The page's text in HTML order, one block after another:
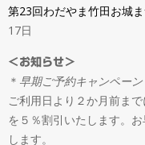
ル
＆
オ
第23回わだやま竹田お城
17日
＜お知らせ＞
＊ 早期ご予約キャンペーン
ご利用日より２か月前ま
を５％割引いたします。
します。